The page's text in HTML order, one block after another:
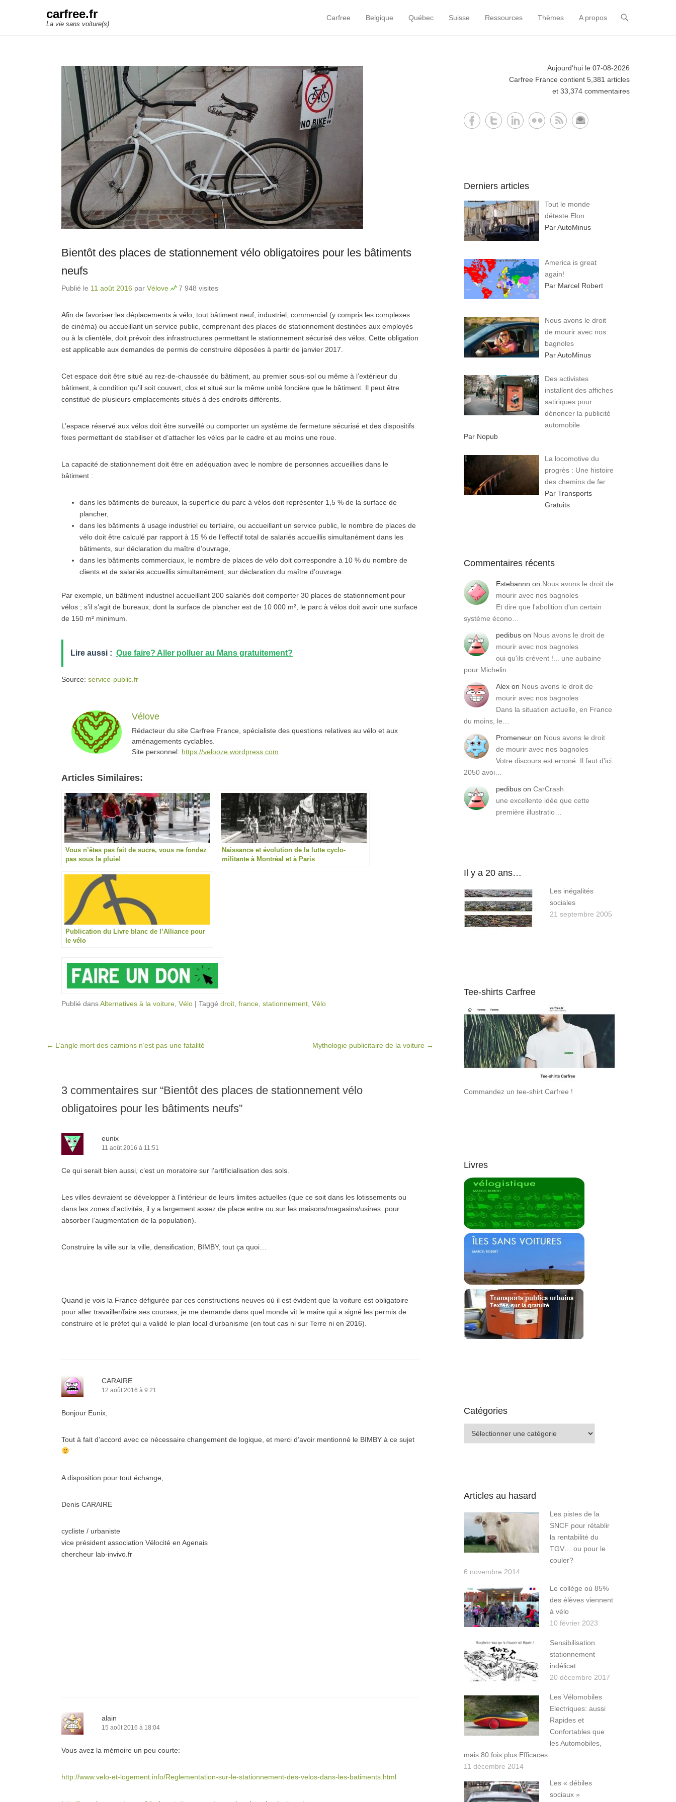
carfree.fr
La vie sans voiture(s)
Primary Menu
Skip to content
Carfree Belgique Québec Suisse Ressources Thèmes A propos
Bientôt des places de stationnement vélo obligatoires pour les bâtiments
neufs
Publié le 11 août 2016 par Vélove 7 948 visites
Afin de favoriser les déplacements à vélo, tout bâtiment neuf, industriel, commercial (y compris les complexes
de cinéma) ou accueillant un service public, comprenant des places de stationnement destinées aux employés
ou à la clientèle, doit prévoir des infrastructures permettant le stationnement sécurisé des vélos. Cette obligation
est applicable aux demandes de permis de construire déposées à partir de janvier 2017.
Cet espace doit être situé au rez-de-chaussée du bâtiment, au premier sous-sol ou même à l’extérieur du
bâtiment, à condition qu’il soit couvert, clos et situé sur la même unité foncière que le bâtiment. Il peut être
constitué de plusieurs emplacements situés à des endroits différents.
L’espace réservé aux vélos doit être surveillé ou comporter un système de fermeture sécurisé et des dispositifs
fixes permettant de stabiliser et d’attacher les vélos par le cadre et au moins une roue.
La capacité de stationnement doit être en adéquation avec le nombre de personnes accueillies dans le
bâtiment :
dans les bâtiments de bureaux, la superficie du parc à vélos doit représenter 1,5 % de la surface de
plancher,
dans les bâtiments à usage industriel ou tertiaire, ou accueillant un service public, le nombre de places de
vélo doit être calculé par rapport à 15 % de l’effectif total de salariés accueillis simultanément dans les
bâtiments, sur déclaration du maître d’ouvrage,
dans les bâtiments commerciaux, le nombre de places de vélo doit correspondre à 10 % du nombre de
clients et de salariés accueillis simultanément, sur déclaration du maître d’ouvrage.
Par exemple, un bâtiment industriel accueillant 200 salariés doit comporter 30 places de stationnement pour
vélos ; s’il s’agit de bureaux, dont la surface de plancher est de 10 000 m², le parc à vélos doit avoir une surface
de 150 m² minimum.
Lire aussi : Que faire? Aller polluer au Mans gratuitement?
Source: service-public.fr
Vélove
Rédacteur du site Carfree France, spécialiste des questions relatives au vélo et aux
aménagements cyclables.
Site personnel: https://velooze.wordpress.com
Articles Similaires:
Vous n’êtes pas fait de sucre, vous ne fondez
pas sous la pluie!
Naissance et évolution de la lutte cyclo-
militante à Montréal et à Paris
Publication du Livre blanc de l’Alliance pour
le vélo
Publié dansAlternatives à la voiture Vélo | Taggé droit france stationnement Vélo
Post navigation
← L’angle mort des camions n’est pas une fatalité Mythologie publicitaire de la voiture →
3 commentaires sur “Bientôt des places de stationnement vélo
obligatoires pour les bâtiments neufs”
eunix
11 août 2016 à 11:51
Ce qui serait bien aussi, c’est un moratoire sur l’artificialisation des sols.
Les villes devraient se développer à l’intérieur de leurs limites actuelles (que ce soit dans les lotissements ou
dans les zones d’activités, il y a largement assez de place entre ou sur les maisons/magasins/usines pour
absorber l’augmentation de la population).
Construire la ville sur la ville, densification, BIMBY, tout ça quoi…
Quand je vois la France défigurée par ces constructions neuves où il est évident que la voiture est obligatoire
pour aller travailler/faire ses courses, je me demande dans quel monde vit le maire qui a signé les permis de
construire et le préfet qui a validé le plan local d’urbanisme (en tout cas ni sur Terre ni en 2016).
CARAIRE
12 août 2016 à 9:21
Bonjour Eunix,
Tout à fait d’accord avec ce nécessaire changement de logique, et merci d’avoir mentionné le BIMBY à ce sujet
A disposition pour tout échange,
Denis CARAIRE
cycliste / urbaniste
vice président association Vélocité en Agenais
chercheur lab-invivo.fr
alain
15 août 2016 à 18:04
Vous avez la mémoire un peu courte:
http://www.velo-et-logement.info/Reglementation-sur-le-stationnement-des-velos-dans-les-batiments.html
Aujourd'hui le 07-08-2026
Carfree France contient 5,381 articles
et 33,374 commentaires
Derniers articles
Tout le monde
déteste Elon
Par AutoMinus
America is great
again!
Par Marcel Robert
Nous avons le droit
de mourir avec nos
bagnoles
Par AutoMinus
Des activistes
installent des affiches
satiriques pour
dénoncer la publicité
automobile
Par Nopub
La locomotive du
progrès : Une histoire
des chemins de fer
Par Transports
Gratuits
Commentaires récents
Estebannn on Nous avons le droit de
mourir avec nos bagnoles
Et dire que l'abolition d'un certain
système écono…
pedibus on Nous avons le droit de
mourir avec nos bagnoles
oui qu'ils crèvent !... une aubaine
pour Michelin…
Alex on Nous avons le droit de
mourir avec nos bagnoles
Dans la situation actuelle, en France
du moins, le…
Promeneur on Nous avons le droit
de mourir avec nos bagnoles
Votre discours est erroné. Il faut d'ici
2050 avoi…
pedibus on CarCrash
une excellente idée que cette
première illustratio…
Il y a 20 ans…
Les inégalités
sociales
21 septembre 2005
Tee-shirts Carfree
Commandez un tee-shirt Carfree !
Livres
Catégories
Articles au hasard
Les pistes de la
SNCF pour rétablir
la rentabilité du
TGV… ou pour le
couler?
6 novembre 2014
Le collège où 85%
des élèves viennent
à vélo
10 février 2023
Sensibilisation
stationnement
indélicat
20 décembre 2017
Les Vélomobiles
Electriques: aussi
Rapides et
Confortables que
les Automobiles,
mais 80 fois plus Efficaces
11 décembre 2014
Les « débiles
sociaux »